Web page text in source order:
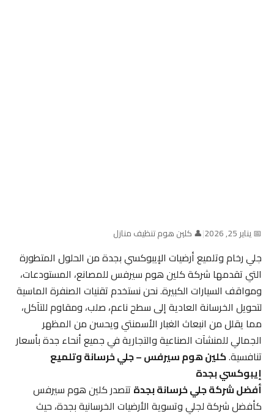
📅 يناير 25, 2026 |👤 كلين هوم تنظيف منازل
جلي رخام وتلميع أرضيات الإيبوكسي بجدة من الحلول المتطورة
التي تقدمها شركة كلين هوم سيرفس للمصانع، المستودعات،
ومواقف السيارات الكبيرة. نحن نستخدم تقنيات الصنفرة الماسية
لتحويل الخرسانة العادية إلى سطح ناعم، صلب، ومقاوم للتآكل،
مما يقلل من انبعاث الغبار الأسمنتي ويحسن من المظهر
الجمالي للمنشآت الصناعية والتجارية في جميع أنحاء جدة بأسعار
تنافسية.كلين هوم سيرفس – جلي خرسانة وتلميع
إيبوكسي بجدة
أفضل شركة جلي خرسانة بجدةتتصدر كلين هوم سيرفس
كأفضل شركة لجلي وتسوية الأرضيات الخرسانية بجدة، حيث